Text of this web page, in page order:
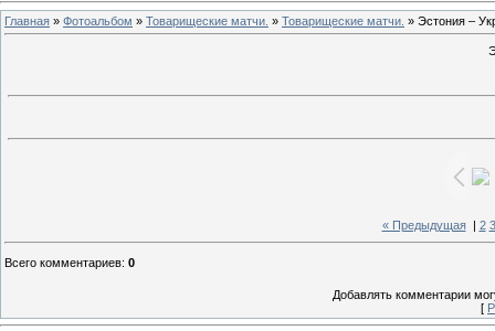
Главная » Фотоальбом » Товарищеские матчи. » Товарищеские матчи. » Эстония –
« Предыдущая| 2 3
Всего комментариев: 0
Добавлять комментарии
[